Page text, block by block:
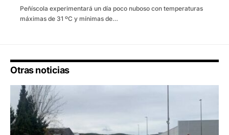
Peñíscola experimentará un día poco nuboso con temperaturas
máximas de 31 ºC y mínimas de…
Otras noticias